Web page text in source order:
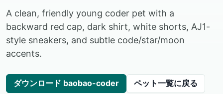
A clean, friendly young coder pet with a
backward red cap, dark shirt, white shorts, AJ1-
style sneakers, and subtle code/star/moon
accents.
ダウンロード baobao-coder ペット一覧に戻る